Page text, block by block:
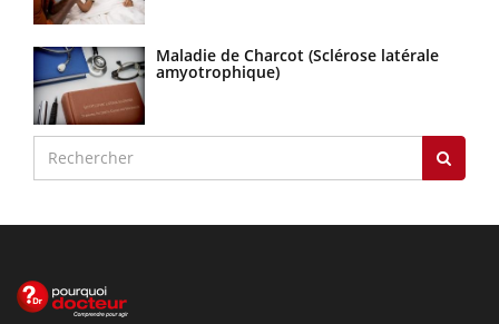
Maladie de Charcot (Sclérose latérale
amyotrophique)